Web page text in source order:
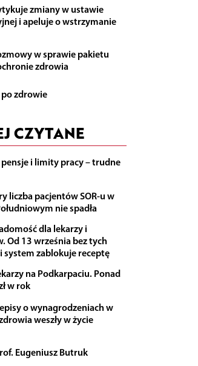
zmiany w ustawie
i apeluje o wstrzymanie
w sprawie pakietu
zdrowia
zdrowie
CZYTANE
i limity pracy – trudne
liczba pacjentów SOR-u w
nie spadła
dla lekarzy i
Od 13 września bez tych
zablokuje receptę
na Podkarpaciu. Ponad
w rok
o wynagrodzeniach w
weszły w życie
Eugeniusz Butruk